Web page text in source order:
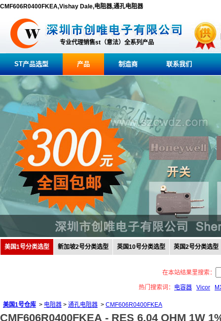
CMF606R0400FKEA,Vishay Dale,电阻器,通孔电阻器
专业代理销售st（意法）全系列产品
ST产品选型 产品 制造商 联系我们
美国1号分类选型 新加坡2号分类选型 英国10号分类选型 英国2号分类选型
在本站结果里搜索：
热门搜索词： 电容器 Vicor
美国1号仓库 > 电阻器 > 通孔电阻器 > CMF606R0400FKEA
CMF606R0400FKEA - RES 6.04 OHM 1W